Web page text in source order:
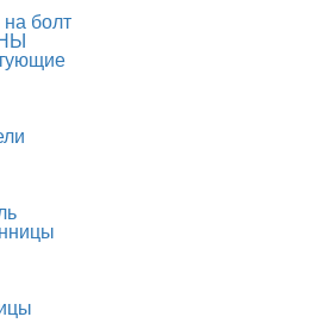
болт